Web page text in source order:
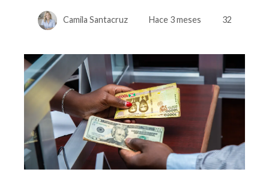
Camila Santacruz Hace 3 meses 32